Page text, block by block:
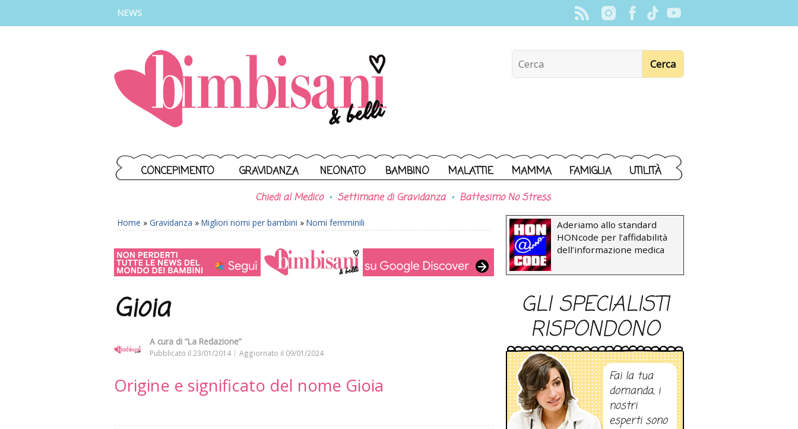
NEWS
CONCEPIMENTO GRAVIDANZA NEONATO BAMBINO MALATTIE MAMMA FAMIGLIA UTILITÀ
Chiedi al Medico Settimane di Gravidanza Battesimo No Stress
Home » Gravidanza » Migliori nomi per bambini » Nomi femminili
Gioia
A cura di “La Redazione”
Pubblicato il 23/01/2014 Aggiornato il 09/01/2024
Origine e significato del nome Gioia
Aderiamo allo standard
HONcode per l’affidabilità
dell’informazione medica
GLI SPECIALISTI
RISPONDONO
Fai la tua
domanda, i
nostri
esperti sono